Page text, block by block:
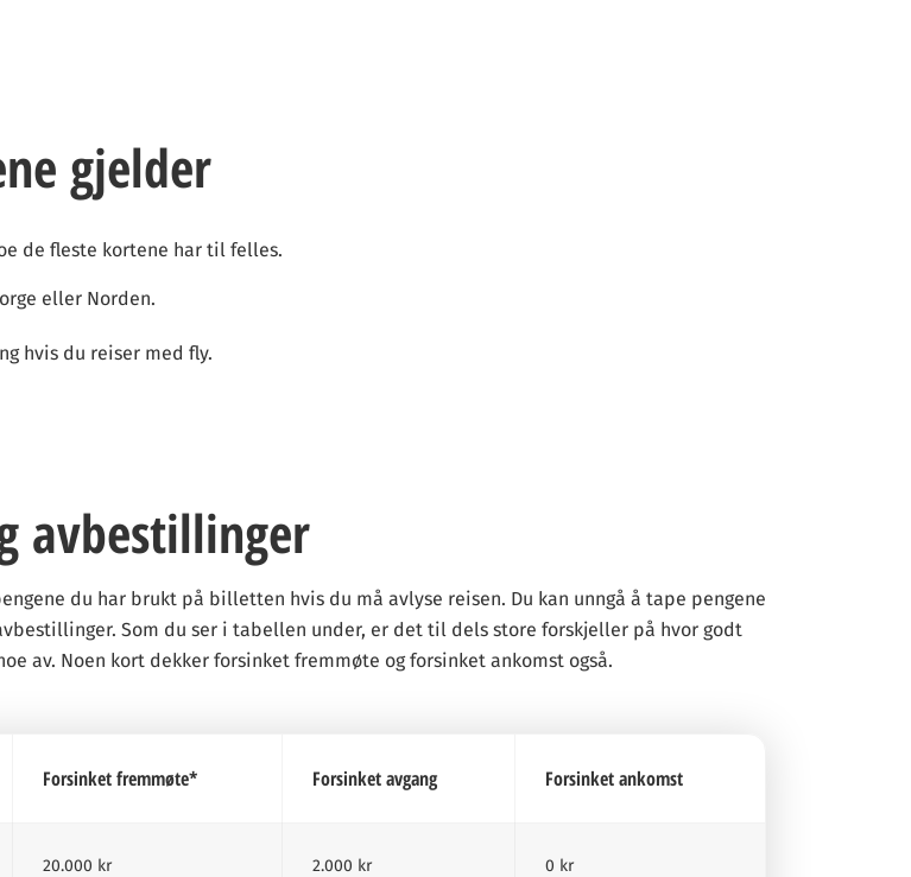
gjelder
de fleste kortene har til felles.
eller Norden.
hvis du reiser med fly.
avbestillinger
du har brukt på billetten hvis du må avlyse reisen. Du kan unngå å tape pengene
Som du ser i tabellen under, er det til dels store forskjeller på hvor godt
av. Noen kort dekker forsinket fremmøte og forsinket ankomst også.
Forsinket fremmøte* Forsinket avgang Forsinket ankomst
20.000 kr 2.000 kr 0 kr